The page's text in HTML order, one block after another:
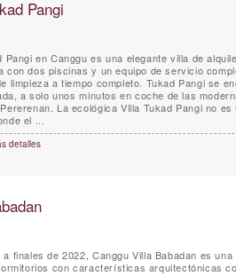
Pangi
Pangi en Canggu es una elegante villa de
con dos piscinas y un equipo de servicio
limpieza a tiempo completo. Tukad Pangi se
a solo unos minutos en coche de las
La ecológica Villa Tukad Pangi no
el ...
detalles
a finales de 2022, Canggu Villa Babadan es
con características arquitectónicas